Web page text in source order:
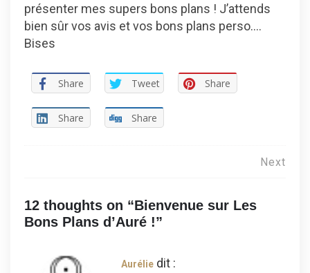
présenter mes supers bons plans ! J’attends
bien sûr vos avis et vos bons plans perso….
Bises
Share Tweet Share
Share Share
l’article
Next
12 thoughts on “Bienvenue sur Les
Bons Plans d’Auré !”
Aurélie dit :